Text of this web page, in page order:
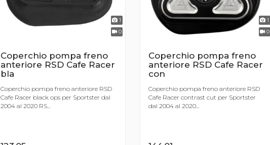
1
0
Coperchio pompa freno
anteriore RSD Cafe Racer
bla
Coperchio pompa freno anteriore RSD
Cafe Racer black ops per Sportster dal
2004 al 2020 RS...
1
0
Coperchio pompa freno
anteriore RSD Cafe Racer
con
Coperchio pompa freno anteriore RSD
Cafe Racer contrast cut per Sportster
dal 2004 al 2020...